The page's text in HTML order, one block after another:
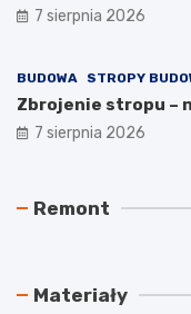
7 sierpnia 2026
BUDOWA STROPY
Zbrojenie stropu –
7 sierpnia 2026
Remont
a
a
z
h
a
m Materiały